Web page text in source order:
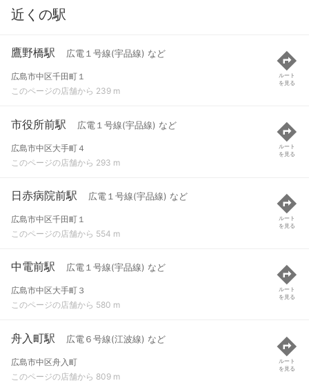
近くの駅
鷹野橋駅 広電１号線(宇品線) など
広島市中区千田町１
このページの店舗から 239 m
ルート
を見る
市役所前駅 広電１号線(宇品線) など
広島市中区大手町４
このページの店舗から 293 m
ルート
を見る
日赤病院前駅 広電１号線(宇品線) など
広島市中区千田町１
このページの店舗から 554 m
ルート
を見る
中電前駅 広電１号線(宇品線) など
広島市中区大手町３
このページの店舗から 580 m
ルート
を見る
舟入町駅 広電６号線(江波線) など
広島市中区舟入町
このページの店舗から 809 m
ルート
を見る